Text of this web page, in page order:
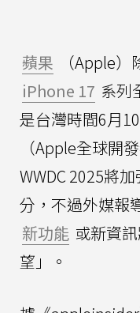
蘋果
（Apple
iPhone 17 系列
是台灣時間6月
（Apple全球開
WWDC 2025將加
分，不過外媒報
新功能 或新資
望」。